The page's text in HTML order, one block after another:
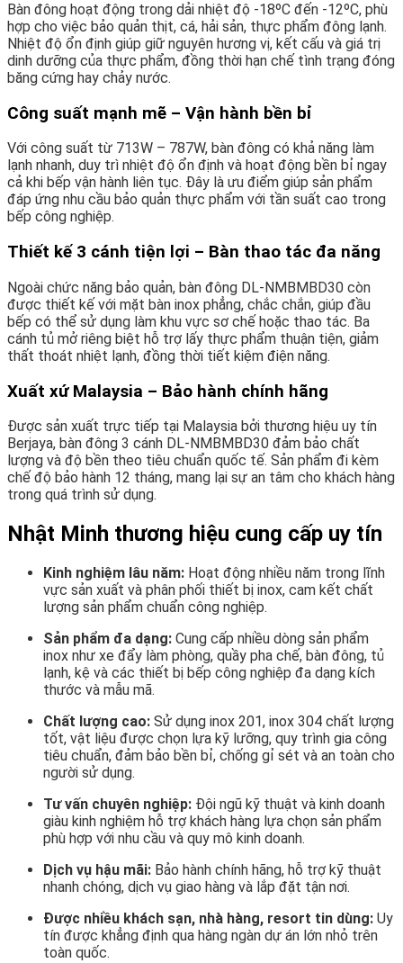
Bàn đông hoạt động trong dải nhiệt độ -18ºC đến -12ºC, phù
hợp cho việc bảo quản thịt, cá, hải sản, thực phẩm đông lạnh.
Nhiệt độ ổn định giúp giữ nguyên hương vị, kết cấu và giá trị
dinh dưỡng của thực phẩm, đồng thời hạn chế tình trạng đóng
băng cứng hay chảy nước.
Công suất mạnh mẽ – Vận hành bền bỉ
Với công suất từ 713W – 787W, bàn đông có khả năng làm
lạnh nhanh, duy trì nhiệt độ ổn định và hoạt động bền bỉ ngay
cả khi bếp vận hành liên tục. Đây là ưu điểm giúp sản phẩm
đáp ứng nhu cầu bảo quản thực phẩm với tần suất cao trong
bếp công nghiệp.
Thiết kế 3 cánh tiện lợi – Bàn thao tác đa năng
Ngoài chức năng bảo quản, bàn đông DL-NMBMBD30 còn
được thiết kế với mặt bàn inox phẳng, chắc chắn, giúp đầu
bếp có thể sử dụng làm khu vực sơ chế hoặc thao tác. Ba
cánh tủ mở riêng biệt hỗ trợ lấy thực phẩm thuận tiện, giảm
thất thoát nhiệt lạnh, đồng thời tiết kiệm điện năng.
Xuất xứ Malaysia – Bảo hành chính hãng
Được sản xuất trực tiếp tại Malaysia bởi thương hiệu uy tín
Berjaya, bàn đông 3 cánh DL-NMBMBD30 đảm bảo chất
lượng và độ bền theo tiêu chuẩn quốc tế. Sản phẩm đi kèm
chế độ bảo hành 12 tháng, mang lại sự an tâm cho khách hàng
trong quá trình sử dụng.
Nhật Minh thương hiệu cung cấp uy tín
Kinh nghiệm lâu năm: Hoạt động nhiều năm trong lĩnh
vực sản xuất và phân phối thiết bị inox, cam kết chất
lượng sản phẩm chuẩn công nghiệp.
Sản phẩm đa dạng: Cung cấp nhiều dòng sản phẩm
inox như xe đẩy làm phòng, quầy pha chế, bàn đông, tủ
lạnh, kệ và các thiết bị bếp công nghiệp đa dạng kích
thước và mẫu mã.
Chất lượng cao: Sử dụng inox 201, inox 304 chất lượng
tốt, vật liệu được chọn lựa kỹ lưỡng, quy trình gia công
tiêu chuẩn, đảm bảo bền bỉ, chống gỉ sét và an toàn cho
người sử dụng.
Tư vấn chuyên nghiệp: Đội ngũ kỹ thuật và kinh doanh
giàu kinh nghiệm hỗ trợ khách hàng lựa chọn sản phẩm
phù hợp với nhu cầu và quy mô kinh doanh.
Dịch vụ hậu mãi: Bảo hành chính hãng, hỗ trợ kỹ thuật
nhanh chóng, dịch vụ giao hàng và lắp đặt tận nơi.
Được nhiều khách sạn, nhà hàng, resort tin dùng: Uy
tín được khẳng định qua hàng ngàn dự án lớn nhỏ trên
toàn quốc.